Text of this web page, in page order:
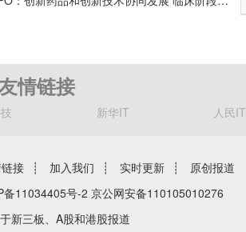
情链接
新华IT 人民IT
接 ┊ 加入我们 ┊ 实时更新 ┊
原创报道
备11034405号-2 京公网安备110105010276
新三板、A股和港股报道